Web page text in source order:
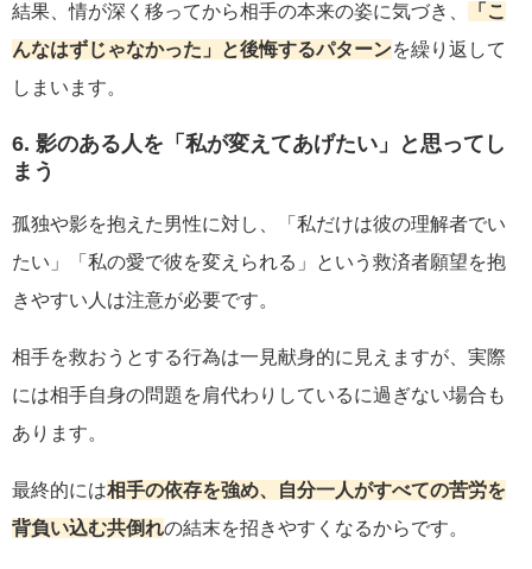
結果、情が深く移ってから相手の本来の姿に気づき、
「こ
んなはずじゃなかった」と後悔するパターンを繰り返して
しまいます。
6. 影のある人を「私が変えてあげたい」と思ってし
まう
孤独や影を抱えた男性に対し、「私だけは彼の理解者でい
たい」「私の愛で彼を変えられる」という救済者願望を抱
きやすい人は注意が必要です。
相手を救おうとする行為は一見献身的に見えますが、実際
には相手自身の問題を肩代わりしているに過ぎない場合も
あります。
最終的には相手の依存を強め、自分一人がすべての苦労を
背負い込む共倒れの結末を招きやすくなるからです。